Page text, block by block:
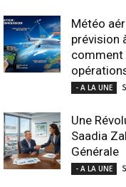
Météo
prévision
comment
- A LA UNE
Une
Saadia
Générale
- A LA UNE